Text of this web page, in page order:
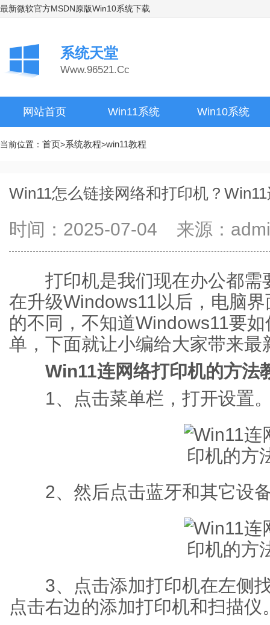
最新微软官方MSDN原版Win10系统下载
系统天堂
Www.96521.Cc
网站首页 Win11系统 Win10系统
当前位置： 首页>系统教程>win11教程
Win11怎么链接网络和打印机？
时间：2025-07-04 来源：
打印机是我们现在办公都需
在升级Windows11以后，电脑
的不同，不知道Windows11要
单，下面就让小编给大家带来
Win11连网络打印机的方法
1、点击菜单栏，打开设置
2、然后点击蓝牙和其它设
3、点击添加打印机在左侧找
点击右边的添加打印机和扫描仪